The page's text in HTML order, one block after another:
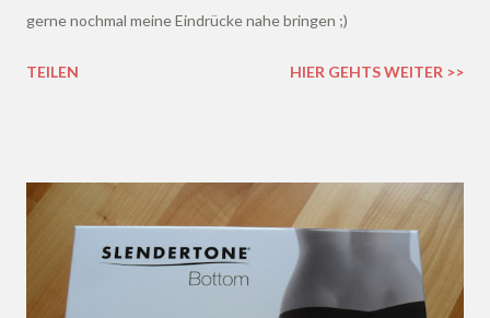
gerne nochmal meine Eindrücke nahe bringen ;)
TEILEN HIER GEHTS WEITER >>